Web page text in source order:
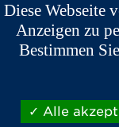
Nach
suchen
Diese Webseite
Anzeigen zu
Bestimmen
Alle